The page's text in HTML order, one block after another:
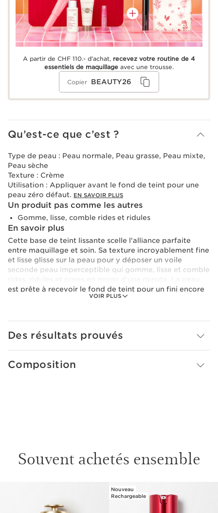
A partir de CHF 110.- d'achat, recevez votre routine de 4
essentiels de maquillage avec une trousse.
Copier BEAUTY26
Qu’est-ce que c’est ?
VOIR PLUS
Type de peau : Peau normale, Peau grasse, Peau mixte,
Peau sèche
Texture : Crème
Utilisation : Appliquer avant le fond de teint pour une
peau zéro défaut. EN SAVOIR PLUS
Un produit pas comme les autres
Gomme, lisse, comble rides et ridules
En savoir plus
Cette base de teint lissante scelle l'alliance parfaite
entre maquillage et soin. Sa texture incroyablement fine
et lisse glisse sur la peau pour y déposer un voile
seconde peau imperceptible qui gomme, lisse et comble
est prête à recevoir le fond de teint pour un fini encore
plus uniforme et sans défaut.
Des résultats prouvés
Composition
Souvent achetés ensemble
Nouveau
Rechargeable